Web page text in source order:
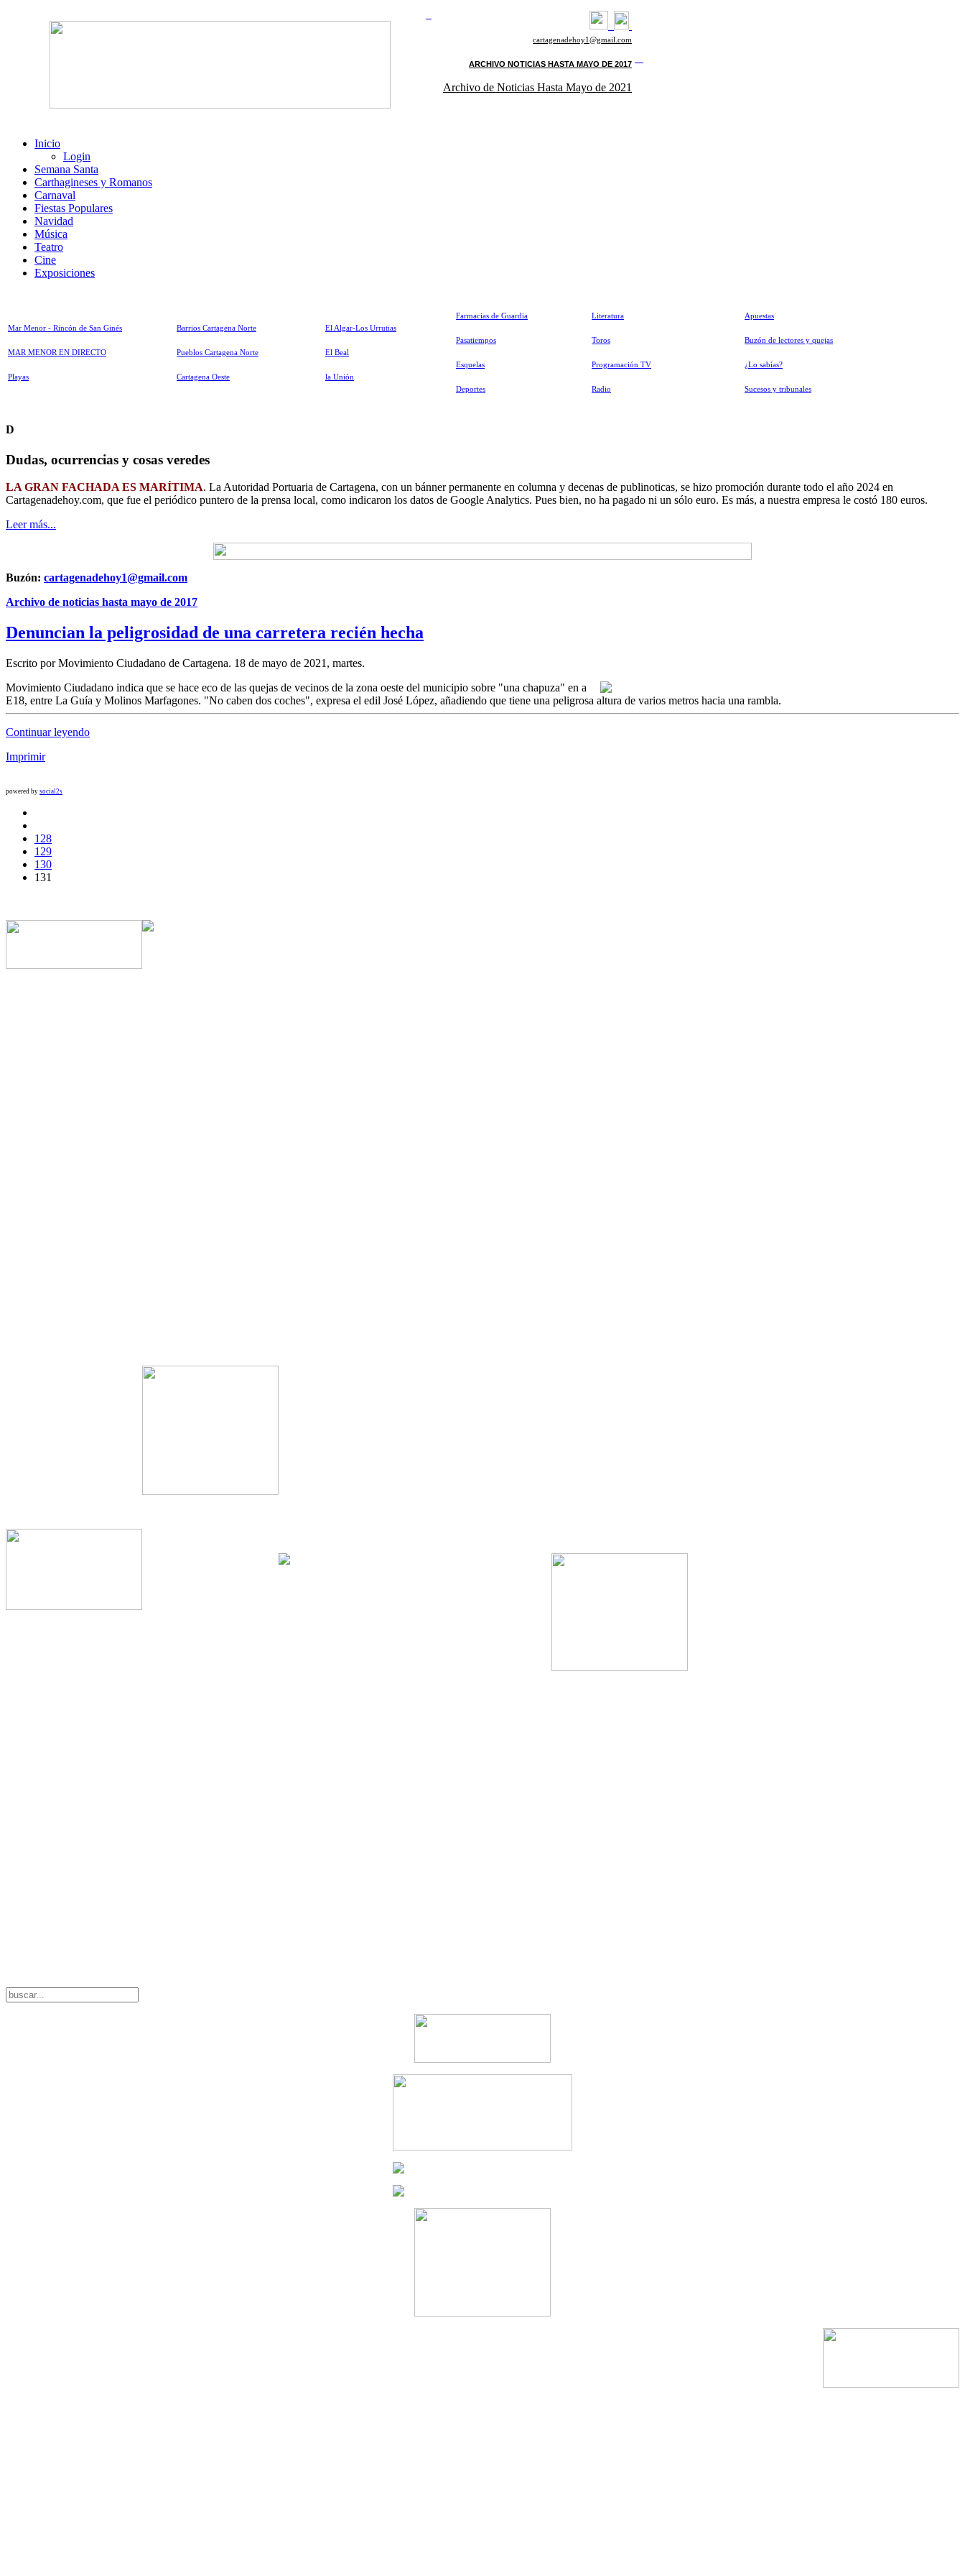
cartagenadehoy1@gmail.com
ARCHIVO NOTICIAS HASTA MAYO DE 2017
Archivo de Noticias Hasta Mayo de 2021
Inicio
Login
Semana Santa
Carthagineses y Romanos
Carnaval
Fiestas Populares
Navidad
Música
Teatro
Cine
Exposiciones
Mar Menor - Rincón de San Ginés
MAR MENOR EN DIRECTO
Playas
Barrios Cartagena Norte
Pueblos Cartagena Norte
Cartagena Oeste
El Algar-Los Urrutias
El Beal
la Unión
Farmacias de Guardia
Pasatiempos
Esquelas
Deportes
Literatura
Toros
Programación TV
Radio
Apuestas
Buzón de lectores y quejas
¿Lo sabías?
Sucesos y tribunales
D
Dudas, ocurrencias y cosas veredes
LA GRAN FACHADA ES MARÍTIMA. La Autoridad Portuaria de Cartagena, con un bánner permanente en columna y decenas de publinoticas, se hizo promoción durante todo el año 2024 en
Cartagenadehoy.com, que fue el periódico puntero de la prensa local, como indicaron los datos de Google Analytics. Pues bien, no ha pagado ni un sólo euro. Es más, a nuestra empresa le costó 180 euros.
Leer más...
Buzón: cartagenadehoy1@gmail.com
Archivo de noticias hasta mayo de 2017
Denuncian la peligrosidad de una carretera recién hecha
Escrito por Movimiento Ciudadano de Cartagena. 18 de mayo de 2021, martes.
Movimiento Ciudadano indica que se hace eco de las quejas de vecinos de la zona oeste del municipio sobre "una chapuza" en a
E18, entre La Guía y Molinos Marfagones. "No caben dos coches", expresa el edil José López, añadiendo que tiene una peligrosa altura de varios metros hacia una rambla.
Continuar leyendo
Imprimir
powered by social2s
128
129
130
131